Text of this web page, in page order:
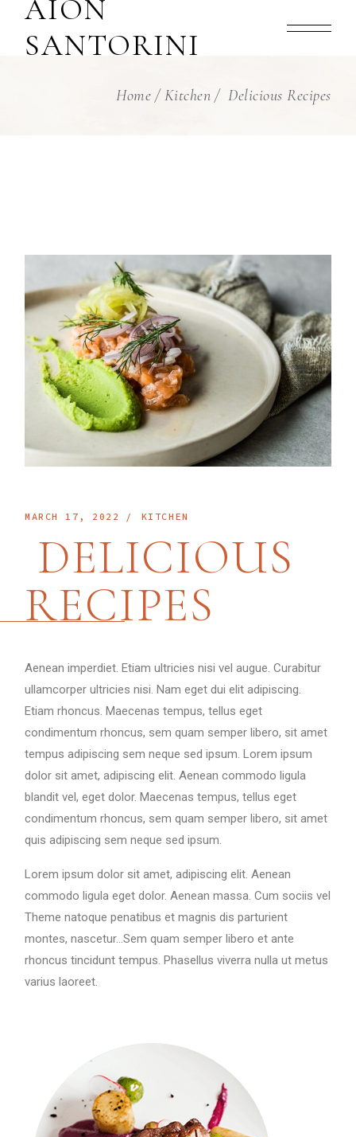
AION
SANTORINI
Home Kitchen Delicious Recipes
MARCH 17, 2022 KITCHEN
DELICIOUS
RECIPES
Aenean imperdiet. Etiam ultricies nisi vel augue. Curabitur
ullamcorper ultricies nisi. Nam eget dui elit adipiscing.
Etiam rhoncus. Maecenas tempus, tellus eget
condimentum rhoncus, sem quam semper libero, sit amet
tempus adipiscing sem neque sed ipsum. Lorem ipsum
dolor sit amet, adipiscing elit. Aenean commodo ligula
blandit vel, eget dolor. Maecenas tempus, tellus eget
condimentum rhoncus, sem quam semper libero, sit amet
quis adipiscing sem neque sed ipsum.
Lorem ipsum dolor sit amet, adipiscing elit. Aenean
commodo ligula eget dolor. Aenean massa. Cum sociis vel
Theme natoque penatibus et magnis dis parturient
montes, nascetur…Sem quam semper libero et ante
rhoncus tincidunt tempus. Phasellus viverra nulla ut metus
varius laoreet.